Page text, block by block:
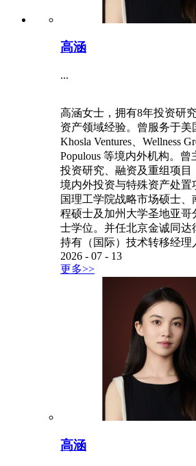
高涵
...
高涵女士，拥有8年投资研
资产领域经验。曾服务于美
Khosla Ventures、Wellness
Populous 等境内外机构。
投资研究、融资及重组项目
境内外投资与特殊资产处置
国理工学院战略市场硕士
程硕士及加州大学圣地亚哥
士学位。并任北京金诚同达
持有（国际）技术转移经理
2026 - 07 - 13
更多>>
高涵